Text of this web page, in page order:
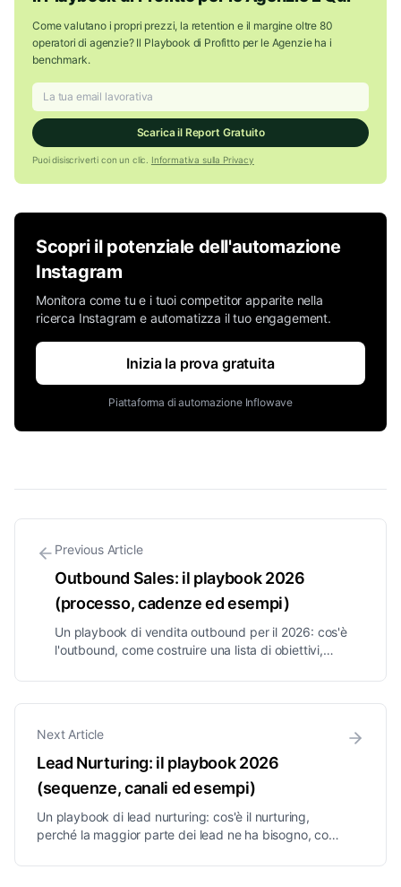
Come valutano i propri prezzi, la retention e il margine oltre 80
operatori di agenzie? Il Playbook di Profitto per le Agenzie ha i
benchmark.
Scarica il Report Gratuito
Puoi disiscriverti con un clic. Informativa sulla Privacy
Scopri il potenziale dell'automazione
Instagram
Monitora come tu e i tuoi competitor apparite nella
ricerca Instagram e automatizza il tuo engagement.
Inizia la prova gratuita
Piattaforma di automazione Inflowave
Previous Article
Outbound Sales: il playbook 2026
(processo, cadenze ed esempi)
Un playbook di vendita outbound per il 2026: cos'è
l'outbound, come costruire una lista di obiettivi,
del 3-3-3 e le metriche che contano.
Next Article
Lead Nurturing: il playbook 2026
(sequenze, canali ed esempi)
Un playbook di lead nurturing: cos'è il nurturing,
perché la maggior parte dei lead ne ha bisogno, come
segmentazione, timing e le metriche da monitorare.